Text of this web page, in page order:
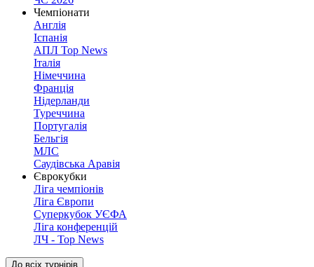
Чемпіонати
Англія
Іспанія
АПЛ Top News
Італія
Німеччина
Франція
Нідерланди
Туреччина
Португалія
Бельгія
МЛС
Саудівська Аравія
Єврокубки
Ліга чемпіонів
Ліга Європи
Суперкубок УЄФА
Ліга конференцій
ЛЧ - Top News
До всіх турнірів